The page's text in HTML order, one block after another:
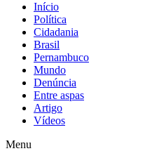
Início
Política
Cidadania
Brasil
Pernambuco
Mundo
Denúncia
Entre aspas
Artigo
Vídeos
Menu